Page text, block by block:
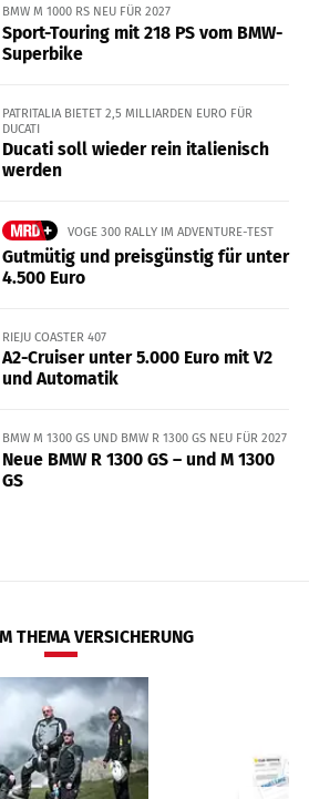
BMW M 1000 RS NEU FÜR 2027
Sport-Touring mit 218 PS vom BMW-
Superbike
PATRITALIA BIETET 2,5 MILLIARDEN EURO FÜR
DUCATI
Ducati soll wieder rein italienisch
werden
VOGE 300 RALLY IM ADVENTURE-TEST
Gutmütig und preisgünstig für unter
4.500 Euro
RIEJU COASTER 407
A2-Cruiser unter 5.000 Euro mit V2
und Automatik
BMW M 1300 GS UND BMW R 1300 GS NEU FÜR 2027
Neue BMW R 1300 GS – und M 1300
GS
THEMA VERSICHERUNG